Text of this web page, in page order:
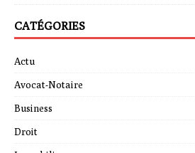
CATÉGORIES
Actu
Avocat-Notaire
Business
Droit